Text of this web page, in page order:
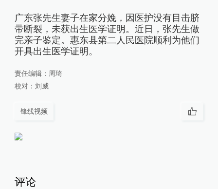
广东张先生妻子在家分娩，因医护没有目击脐
带断裂，未获出生医学证明。近日，张先生做
完亲子鉴定。惠东县第二人民医院顺利为他们
开具出生医学证明。
责任编辑： 周琦
校对： 刘威
锋线视频
评论